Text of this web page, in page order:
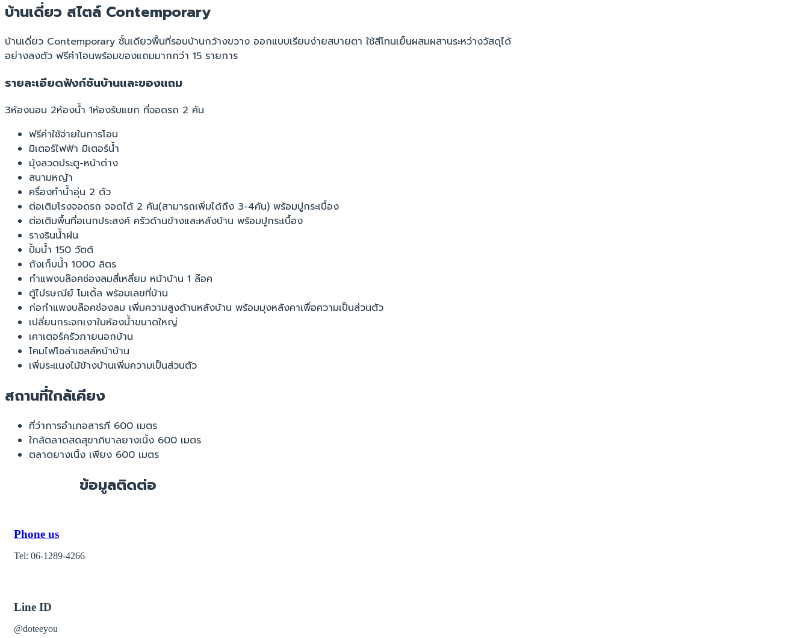
บ้านเดี่ยว สไตล์ Contemporary
บ้านเดี่ยว Contemporary ชั้นเดียวพื้นที่รอบบ้านกว้างขวาง ออกแบบเรียบง่ายสบายตา ใช้สีโทนเย็นผสมผสานระหว่างวัสดุได้
อย่างลงตัว ฟรีค่าโอนพร้อมของแถมมากกว่า 15 รายการ
รายละเอียดฟังก์ชันบ้านและของแถม
3ห้องนอน 2ห้องน้ำ 1ห้องรับแขก ที่จอดรถ 2 คัน
ฟรีค่าใช้จ่ายในการโอน
มิเตอร์ไฟฟ้า มิเตอร์น้ำ
มุ้งลวดประตู-หน้าต่าง
สนามหญ้า
ครื่องทำน้ำอุ่น 2 ตัว
ต่อเติมโรงจอดรถ จอดได้ 2 คัน(สามารถเพิ่มได้ถึง 3-4คัน) พร้อมปูกระเบื้อง
ต่อเติมพื้นที่อเนกประสงค์ ครัวด้านข้างและหลังบ้าน พร้อมปูกระเบื้อง
รางรินน้ำฝน
ปั้มน้ำ 150 วัตต์
ถังเก็บน้ำ 1000 ลิตร
กำแพงบล๊อคช่องลมสี่เหลี่ยม หน้าบ้าน 1 ล๊อค
ตู้ไปรษณีย์ โมเดิ้ล พร้อมเลขที่บ้าน
ก่อกำแพงบล๊อคช่องลม เพิ่มความสูงด้านหลังบ้าน พร้อมมุงหลังคาเพื่อความเป็นส่วนตัว
เปลี่ยนกระจกเงาในห้องน้ำขนาดใหญ่
เคาเตอร์ครัวภายนอกบ้าน
โคมไฟโซล่าเซลล์หน้าบ้าน
เพิ่มระแนงไม้ข้างบ้านเพิ่มความเป็นส่วนตัว
สถานที่ใกล้เคียง
ที่ว่าการอำเภอสารภี 600 เมตร
ใกล้ตลาดสดสุขาภิบาลยางเนิ้ง 600 เมตร
ตลาดยางเนิ้ง เพียง 600 เมตร
ข้อมูลติดต่อ
Phone us
Tel: 06-1289-4266
Line ID
@doteeyou